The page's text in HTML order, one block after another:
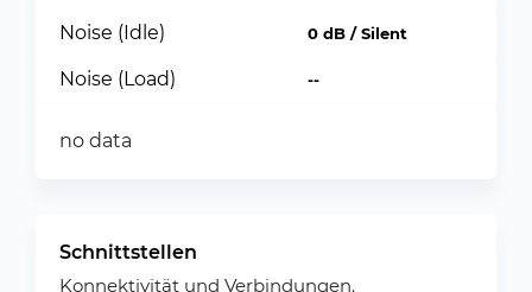
Noise (Idle) 0 dB / Silent
Noise (Load) --
no data
Schnittstellen
Konnektivität und Verbindungen.